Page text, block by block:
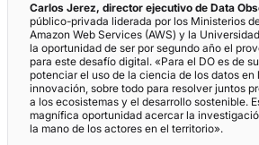
Carlos Jerez, director ejecutivo de Data
público-privada liderada por los Ministerios
Amazon Web Services (AWS) y la
la oportunidad de ser por segundo año el
para este desafío digital. «Para el DO es de
potenciar el uso de la ciencia de los datos
innovación, sobre todo para resolver juntos
a los ecosistemas y el desarrollo sostenible.
magnífica oportunidad acercar la
la mano de los actores en el territorio».